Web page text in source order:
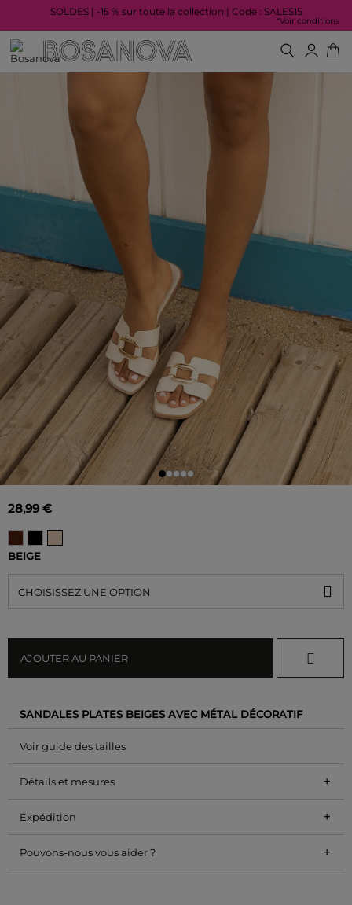
SOLDES | -15 % sur toute la collection | Code : SALES15
*Voir conditions
28,99 €
BEIGE
CHOISISSEZ UNE OPTION
AJOUTER AU PANIER
SANDALES PLATES BEIGES AVEC MÉTAL DÉCORATIF
Voir guide des tailles
Détails et mesures +
Expédition +
Pouvons-nous vous aider ? +